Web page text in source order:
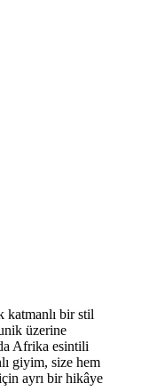
katmanlı bir stil
üzerine
Afrika esintili
giyim, size hem
ayrı bir hikâye